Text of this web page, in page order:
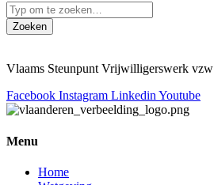
Zoeken
Vlaams Steunpunt Vrijwilligerswerk vzw
Facebook Instagram Linkedin Youtube
Menu
Home